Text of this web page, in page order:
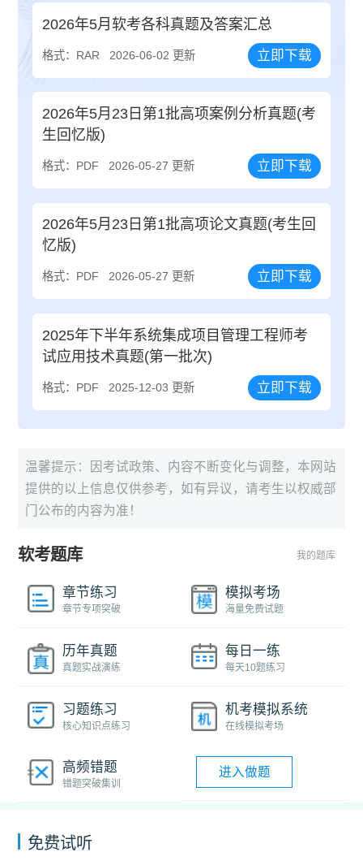
2026年5月软考各科真题及答案汇总
格式：RAR 2026-06-02 更新 立即下载
2026年5月23日第1批高项案例分析真题(考
生回忆版)
格式：PDF 2026-05-27 更新 立即下载
2026年5月23日第1批高项论文真题(考生回
忆版)
格式：PDF 2026-05-27 更新 立即下载
2025年下半年系统集成项目管理工程师考
试应用技术真题(第一批次)
格式：PDF 2025-12-03 更新 立即下载
温馨提示：因考试政策、内容不断变化与调整，本网站
提供的以上信息仅供参考，如有异议，请考生以权威部
门公布的内容为准！
软考题库 我的题库
章节练习
章节专项突破
模拟考场
海量免费试题
历年真题
真题实战演练
每日一练
每天10题练习
习题练习
核心知识点练习
机考模拟系统
在线模拟考场
高频错题
错题突破集训
进入做题
免费试听